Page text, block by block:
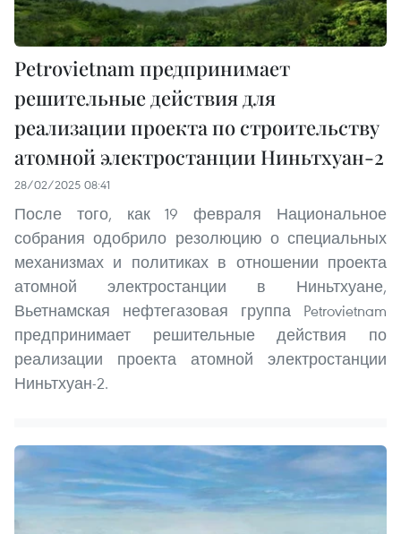
Petrovietnam предпринимает
решительные действия для
реализации проекта по строительству
атомной электростанции Ниньтхуан-2
28/02/2025 08:41
После того, как 19 февраля Национальное
собрания одобрило резолюцию о специальных
механизмах и политиках в отношении проекта
атомной электростанции в Ниньтхуане,
Вьетнамская нефтегазовая группа Petrovietnam
предпринимает решительные действия по
реализации проекта атомной электростанции
Ниньтхуан-2.